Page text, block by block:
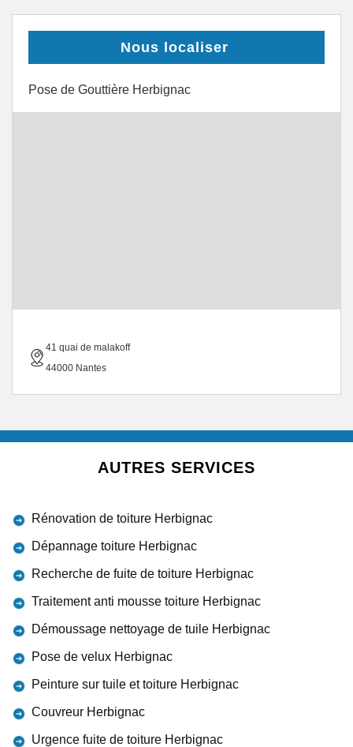
Nous localiser
Pose de Gouttière Herbignac
41 quai de malakoff
44000 Nantes
AUTRES SERVICES
Rénovation de toiture Herbignac
Dépannage toiture Herbignac
Recherche de fuite de toiture Herbignac
Traitement anti mousse toiture Herbignac
Démoussage nettoyage de tuile Herbignac
Pose de velux Herbignac
Peinture sur tuile et toiture Herbignac
Couvreur Herbignac
Urgence fuite de toiture Herbignac